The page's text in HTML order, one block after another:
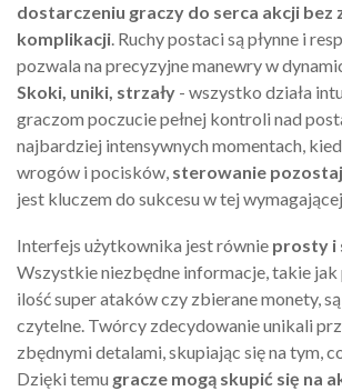
dostarczeniu graczy do serca akcji bez
komplikacji. Ruchy postaci są płynne i
pozwala na precyzyjne manewry w
Skoki, uniki, strzały - wszystko działa
graczom poczucie pełnej kontroli nad
najbardziej intensywnych momentach,
wrogów i pocisków, sterowanie
jest kluczem do sukcesu w tej
Interfejs użytkownika jest równie prosty i
Wszystkie niezbędne informacje, takie
ilość super ataków czy zbierane monety,
czytelne. Twórcy zdecydowanie unikali
zbędnymi detalami, skupiając się na tym,
Dzięki temu gracze mogą skupić się na